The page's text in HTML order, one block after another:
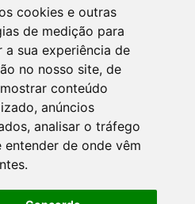
cookies e outras
de medição para
a sua experiência de
no nosso site, de
conteúdo
anúncios
analisar o tráfego
entender de onde vêm
uma árvore! Leia mais